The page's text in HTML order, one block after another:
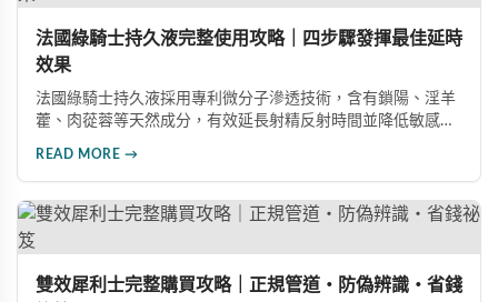
法國綠騎士持久液完整使用攻略｜四步驟發揮最佳延時
效果
法國綠騎士持久液採用專利微分子滲透技術，含有鎖陽、淫羊
藿、肉蓯蓉等天然成分，有效延長射精反射時間並降低敏感
READ MORE →
雙效犀利士完整購買攻略｜正規管道・防偽辨識・省錢